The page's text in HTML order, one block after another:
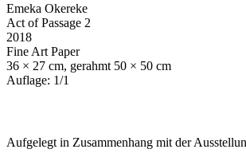
Emeka Okereke
Act of Passage 2
2018
Fine Art Paper
36 × 27 cm, gerahmt 50 × 50 cm
Auflage: 1/1
Aufgelegt in Zusammenhang mit der